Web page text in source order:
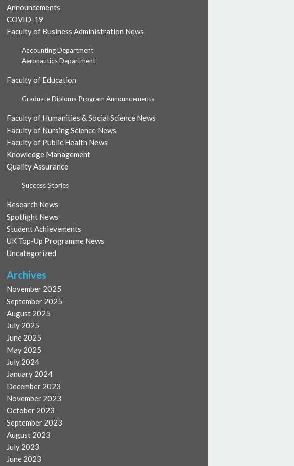
Announcements
COVID-19
Faculty of Business Administration News
Accounting Department
Aeronautics Department
Faculty of Education
Graduate Diploma Program Announcements
Faculty of Humanities & Social Science News
Faculty of Nursing Science News
Faculty of Public Health News
Knowledge Management
Quality Assurance
Success Stories
Research News
Spotlight News
Student Achievements
UK Top-Up Programme News
Uncategorized
Archives
November 2025
September 2025
August 2025
July 2025
June 2025
May 2025
July 2024
January 2024
December 2023
November 2023
October 2023
September 2023
August 2023
July 2023
June 2023